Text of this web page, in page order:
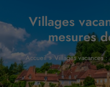
Villages
mesures
Accueil»Villages vacances